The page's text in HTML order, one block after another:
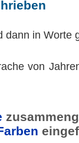
in Worte
von